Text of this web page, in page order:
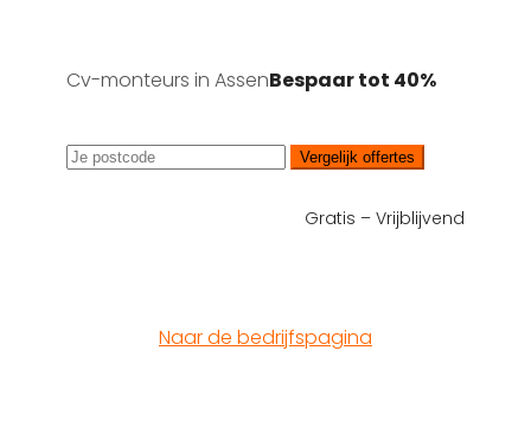
Cv-monteurs in AssenBespaar tot 40%
Vergelijk offertes
Gratis – Vrijblijvend
Naar de bedrijfspagina